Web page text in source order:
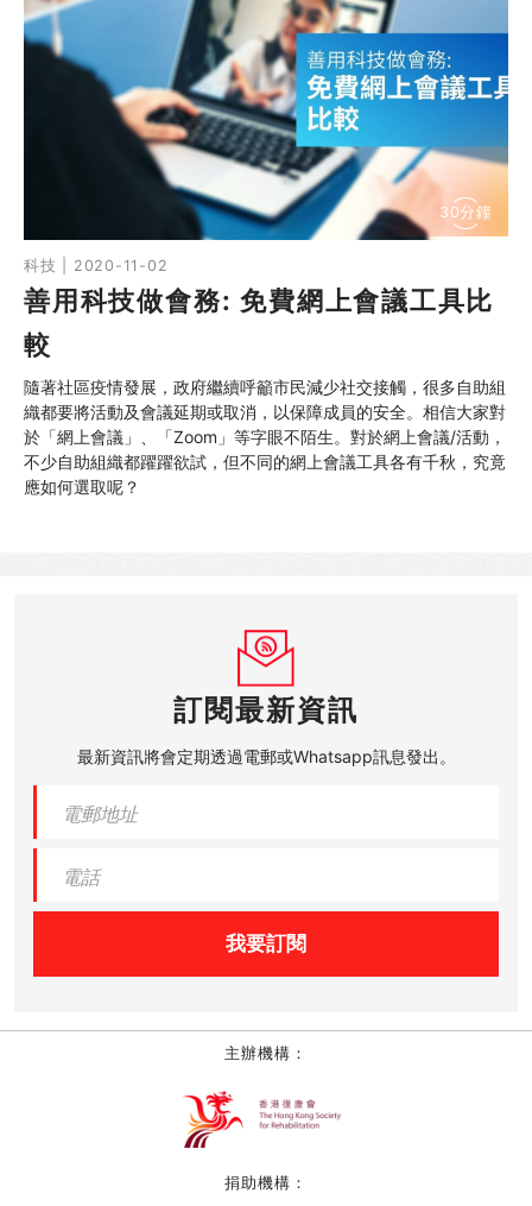
科技 | 2020-11-02
30分鐘
善用科技做會務: 免費網上會議工具比
較
隨著社區疫情發展，政府繼續呼籲市民減少社交接觸，很多自助組
織都要將活動及會議延期或取消，以保障成員的安全。相信大家對
於「網上會議」、「Zoom」等字眼不陌生。對於網上會議/活動，
不少自助組織都躍躍欲試，但不同的網上會議工具各有千秋，究竟
應如何選取呢？
訂閱最新資訊
最新資訊將會定期透過電郵或Whatsapp訊息發出。
我要訂閱
主辦機構：
捐助機構：